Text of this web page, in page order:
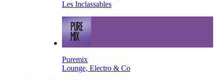
Les Inclassables
Puremix
Lounge, Electro & Co